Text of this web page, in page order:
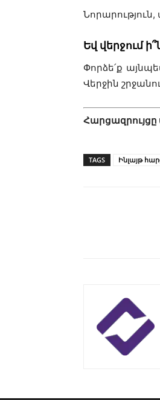
Եվ վերջում
Փորձե՛ք
Վերջին
TAGS Ինլայթ